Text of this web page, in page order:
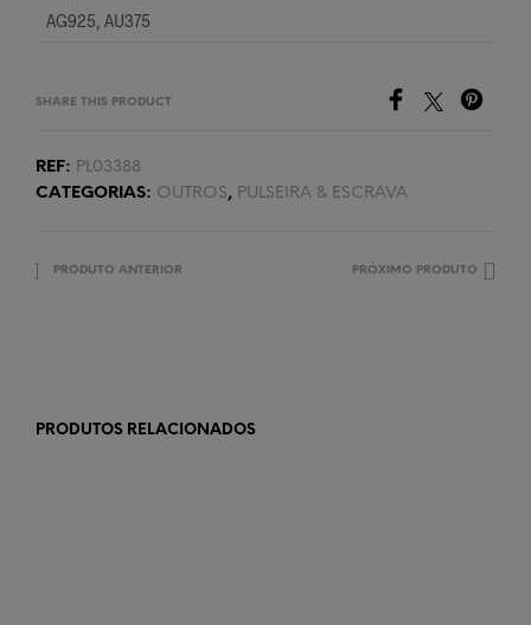
AG925, AU375
SHARE THIS PRODUCT
REF: PL03388
CATEGORIAS: OUTROS, PULSEIRA & ESCRAVA
PRODUTO ANTERIOR PRÓXIMO PRODUTO
PRODUTOS RELACIONADOS